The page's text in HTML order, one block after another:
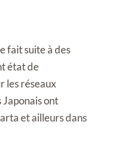
fait suite à des
état de
les réseaux
ont
et ailleurs dans